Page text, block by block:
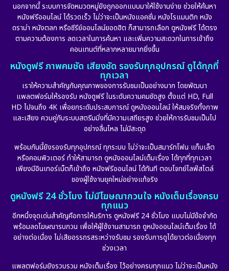
นอกจากนี้ ระบบการจัดหมวดหมู่ยังถูกออกแบบมาให้ใช้งานง่าย ช่วยให้ค้นหา
หนังฟรีออนไลน์ ได้รวดเร็ว ไม่ว่าจะเป็นหนังแอคชั่น หนังโรแมนติก หนัง
ดราม่า หนังตลก หรือซีรีย์ออนไลน์ยอดฮิต ก็สามารถเลือก ดูหนังฟรี ได้ตรง
ตามความต้องการ ลดเวลาในการค้นหา และเพิ่มความสะดวกในการเข้าถึง
คอนเทนต์ที่หลากหลายมากยิ่งขึ้น
หนังดูฟรี ภาพคมชัด เสียงชัด รองรับทุกอุปกรณ์ ดูได้ทุกที่
ทุกเวลา
เราให้ความสำคัญกับคุณภาพของการรับชมเป็นอย่างมาก โดยพัฒนา
แพลตฟอร์มให้รองรับ หนังดูฟรี ในระดับความคมชัดสูง ตั้งแต่ HD, Full
HD ไปจนถึง 4K เพื่อยกระดับประสบการณ์ ดูหนังออนไลน์ ให้สมจริงทั้งภาพ
และเสียง ควบคู่กับระบบสตรีมมิ่งที่มีความเสถียรสูง ช่วยให้การรับชมเป็นไป
อย่างลื่นไหล ไม่มีสะดุด
พร้อมกันนี้ยังรองรับทุกอุปกรณ์ ทุกระบบ ไม่ว่าจะเป็นสมาร์ทโฟน แท็บเล็ต
หรือคอมพิวเตอร์ ทำให้สามารถ ดูหนังออนไลน์เต็มเรื่อง ได้ทุกที่ทุกเวลา
เพียงมีอินเทอร์เน็ตก็เข้าถึง หนังฟรีออนไลน์ ได้ทันที ตอบโจทย์ไลฟ์สไตล์
ของผู้ใช้งานยุคใหม่อย่างแท้จริง
ดูหนังฟรี 24 ชั่วโมง ไม่มีโฆษณากวนใจ หนังเต็มเรื่องครบ
ทุกแนว
อีกหนึ่งจุดเด่นสำคัญคือการให้บริการ ดูหนังฟรี 24 ชั่วโมง แบบไม่มีข้อจำกัด
พร้อมลดโฆษณารบกวน เพื่อให้ผู้ใช้งานสามารถ ดูหนังออนไลน์เต็มเรื่อง ได้
อย่างต่อเนื่อง ไม่เสียอรรถรสระหว่างรับชม รองรับการดูได้ยาวต่อเนื่องทุก
ช่วงเวลา
แพลตฟอร์มยังรวบรวม หนังเต็มเรื่อง ไว้อย่างครบทุกแนว ไม่ว่าจะเป็นหนัง